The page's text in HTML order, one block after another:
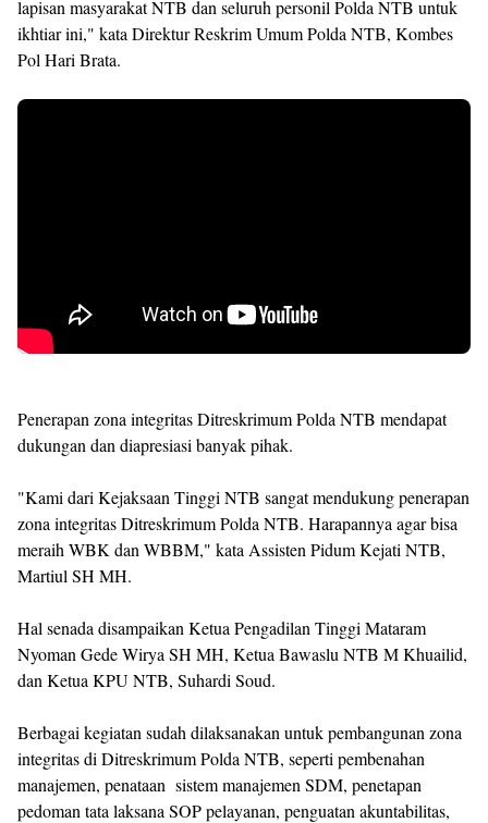
lapisan masyarakat NTB dan seluruh personil Polda NTB untuk
ikhtiar ini," kata Direktur Reskrim Umum Polda NTB, Kombes
Pol Hari Brata.
Penerapan zona integritas Ditreskrimum Polda NTB mendapat
dukungan dan diapresiasi banyak pihak.
"Kami dari Kejaksaan Tinggi NTB sangat mendukung penerapan
zona integritas Ditreskrimum Polda NTB. Harapannya agar bisa
meraih WBK dan WBBM," kata Assisten Pidum Kejati NTB,
Martiul SH MH.
Hal senada disampaikan Ketua Pengadilan Tinggi Mataram
Nyoman Gede Wirya SH MH, Ketua Bawaslu NTB M Khuailid,
dan Ketua KPU NTB, Suhardi Soud.
Berbagai kegiatan sudah dilaksanakan untuk pembangunan zona
integritas di Ditreskrimum Polda NTB, seperti pembenahan
manajemen, penataan sistem manajemen SDM, penetapan
pedoman tata laksana SOP pelayanan, penguatan akuntabilitas,